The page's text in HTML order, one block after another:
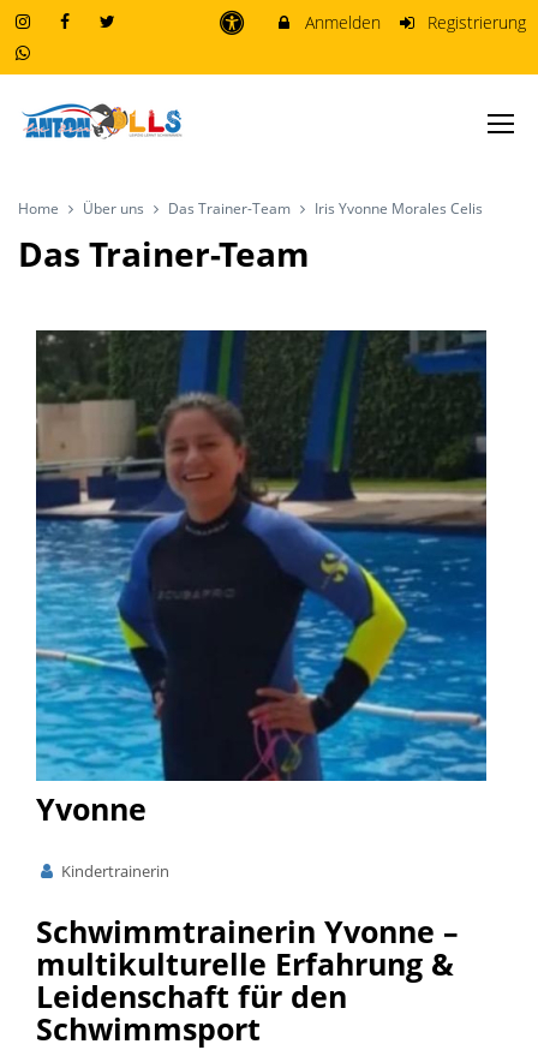
Anmelden Registrierung
Home Über uns Das Trainer-Team Iris Yvonne Morales Celis
Das Trainer-Team
Yvonne
Kindertrainerin
Schwimmtrainerin Yvonne –
multikulturelle Erfahrung &
Leidenschaft für den
Schwimmsport